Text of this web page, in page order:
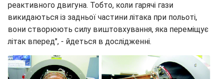
реактивного двигуна. Тобто, коли гарячі гази
викидаються із задньої частини літака при польоті,
вони створюють силу виштовхування, яка переміщує
літак вперед", - йдеться в дослідженні.